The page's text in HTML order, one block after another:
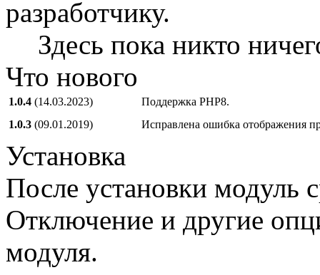
разработчику.
Здесь пока никто
Что нового
1.0.4 (14.03.2023)
Поддержка PHP8.
1.0.3 (09.01.2019) Исправлена ошибка отображения
Установка
После установки модуль
Отключение и другие
модуля.